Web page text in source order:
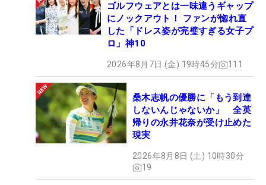
■上田澪空（8オーバー・76位タイ）
「前半は良かったのですが、集中力が切れちゃいま
した。調子的にはハーフをイーブンで回れるくらい
ギー）。後半巻き返してきていたのに、パー5でボ
ギーを打ってしまって、次のホールに切り替えずに
行ったら、池に入れて3パットというのがあって切
り替えられませんでした。気持ちの切り替えを頑張
ります」
ゴルフウェアとは一味違うギャップ
にノックアウト！ ファンが惚れ直
した「ドレス姿が完璧すぎる女子プ
ロ」神10
2026年8月7日 (金) 19時45分 111
桑木志帆の優勝に「もう到達
しないんじゃないか」 全英
帰りの永井花奈が受け止めた
現実
2026年8月8日 (土) 10時30分
19